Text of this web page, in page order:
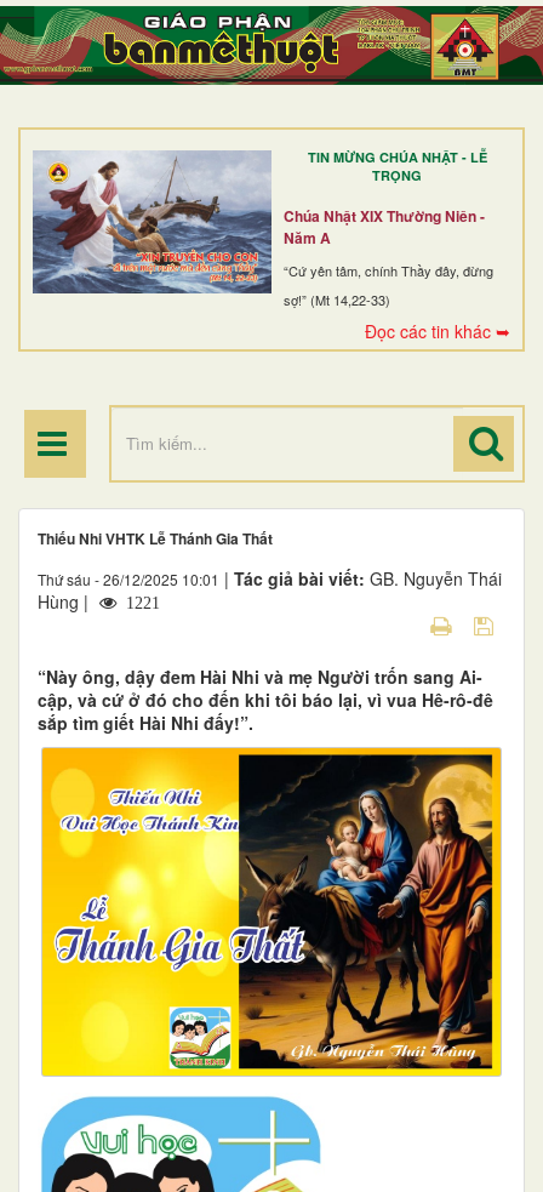
TIN MỪNG CHÚA NHẬT - LỄ
TRỌNG
Chúa Nhật XIX Thường Niên -
Năm A
“Cứ yên tâm, chính Thầy đây, đừng
sợ!” (Mt 14,22-33)
Đọc các tin khác ➥
TRANG NHẤT
GIỚI THIỆU
DÒNG TU
BAN MỤC VỤ
ĐOÀN THỂ CG
ĐIỂM HÀNH HƯƠNG
Thiếu Nhi VHTK Lễ Thánh Gia Thất
Thứ sáu - 26/12/2025 10:01 | Tác giả bài viết: GB. Nguyễn Thái
Hùng |
1221
“Này ông, dậy đem Hài Nhi và mẹ Người trốn sang Ai-
cập, và cứ ở đó cho đến khi tôi báo lại, vì vua Hê-rô-đê
sắp tìm giết Hài Nhi đấy!”.